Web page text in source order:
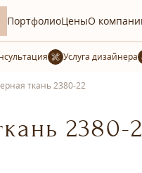
ПортфолиоЦеныО
Услуга дизайнера
ткань 2380-22
2380-